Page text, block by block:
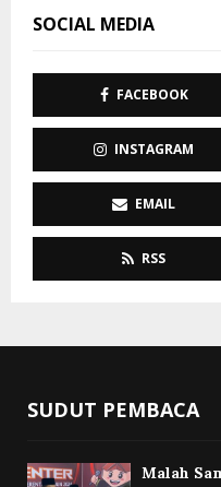
SOCIAL MEDIA
FACEBOOK
INSTAGRAM
EMAIL
RSS
SUDUT PEMBACA
Malah